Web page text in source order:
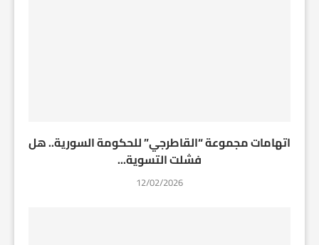
اتهامات مجموعة “القاطرجي” للحكومة السورية.. هل
فشلت التسوية...
12/02/2026